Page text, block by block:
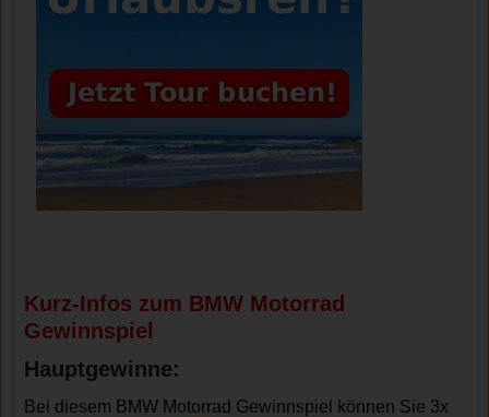
Kurz-Infos zum BMW Motorrad
Gewinnspiel
Hauptgewinne:
Bei diesem BMW Motorrad Gewinnspiel können Sie 3x